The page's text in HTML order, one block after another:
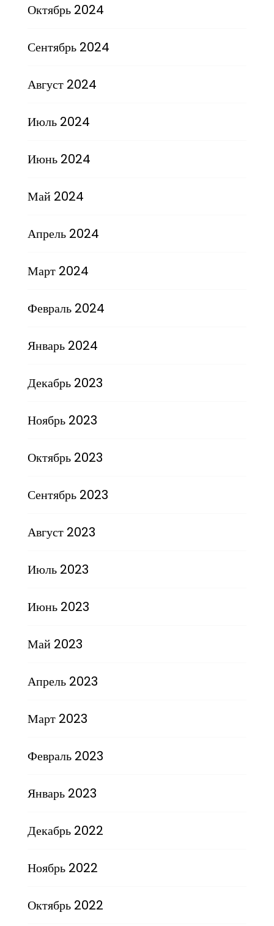
Октябрь 2024
Сентябрь 2024
Август 2024
Июль 2024
Июнь 2024
Май 2024
Апрель 2024
Март 2024
Февраль 2024
Январь 2024
Декабрь 2023
Ноябрь 2023
Октябрь 2023
Сентябрь 2023
Август 2023
Июль 2023
Июнь 2023
Май 2023
Апрель 2023
Март 2023
Февраль 2023
Январь 2023
Декабрь 2022
Ноябрь 2022
Октябрь 2022